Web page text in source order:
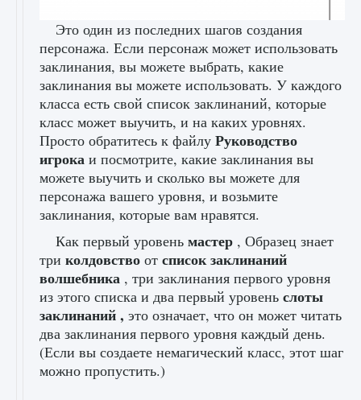
Это один из последних шагов создания
персонажа. Если персонаж может использовать
заклинания, вы можете выбрать, какие
заклинания вы можете использовать. У каждого
класса есть свой список заклинаний, которые
класс может выучить, и на каких уровнях.
Просто обратитесь к файлу Руководство
игрока и посмотрите, какие заклинания вы
можете выучить и сколько вы можете для
персонажа вашего уровня, и возьмите
заклинания, которые вам нравятся.
Как первый уровень мастер , Образец знает
три колдовство от список заклинаний
волшебника , три заклинания первого уровня
из этого списка и два первый уровень слоты
заклинаний, это означает, что он может читать
два заклинания первого уровня каждый день.
(Если вы создаете немагический класс, этот шаг
можно пропустить.)